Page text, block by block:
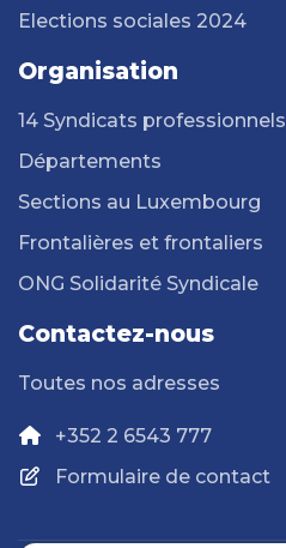
Elections sociales 2024
Organisation
14 Syndicats professionnels
Départements
Sections au Luxembourg
Frontalières et frontaliers
ONG Solidarité Syndicale
Contactez-nous
Toutes nos adresses
+352 2 6543 777
Formulaire de contact